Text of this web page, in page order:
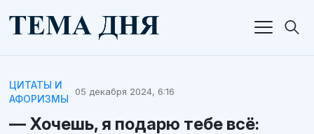
ЦИТАТЫ И
АФОРИЗМЫ
05 декабря 2024, 6:16
— Хочешь, я подарю тебе всё: